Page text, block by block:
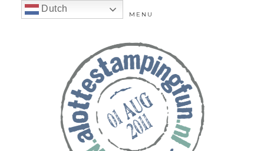
MENU
Dutch